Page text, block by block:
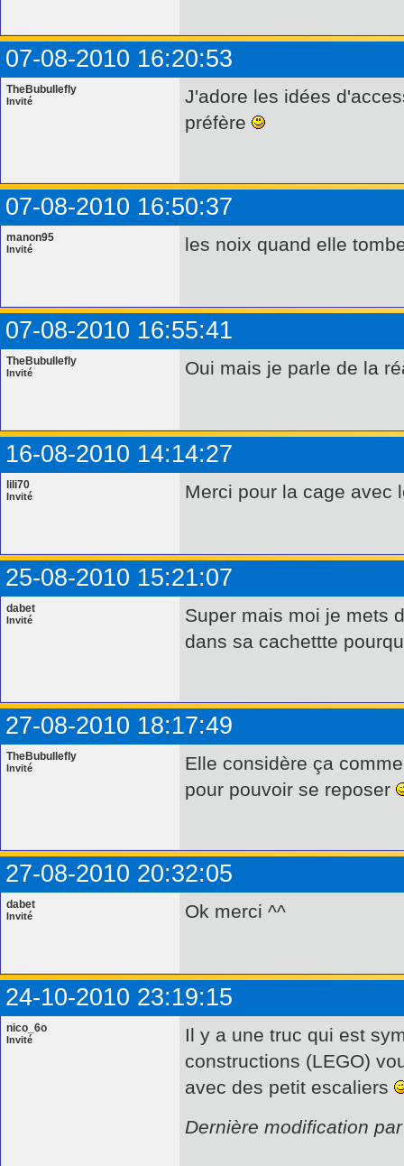
07-08-2010 16:20:53
TheBubullefly
Invité
J'adore les idées
préfère
07-08-2010 16:50:37
manon95
Invité les noix quand elle
07-08-2010 16:55:41
TheBubullefly
Invité Oui mais je parle de la
16-08-2010 14:14:27
lili70
Invité Merci pour la cage avec
25-08-2010 15:21:07
dabet
Invité
Super mais moi je mets
dans sa cachettte
27-08-2010 18:17:49
TheBubullefly
Invité
Elle considère ça
pour pouvoir se reposer
27-08-2010 20:32:05
dabet
Invité Ok merci ^^
24-10-2010 23:19:15
nico_6o
Invité
Il y a une truc qui est
constructions (LEGO)
avec des petit escaliers
Dernière modification